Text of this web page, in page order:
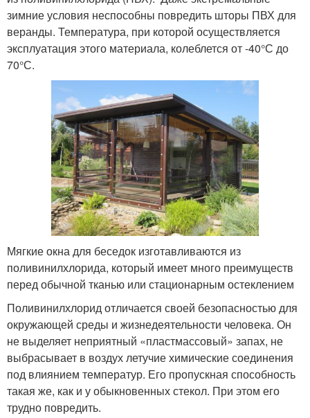
зимние условия неспособны повредить шторы ПВХ для
веранды. Температура, при которой осуществляется
эксплуатация этого материала, колеблется от -40°С до
70°С.
Мягкие окна для беседок изготавливаются из
поливинилхлорида, который имеет много преимуществ
перед обычной тканью или стационарным остеклением
Поливинилхлорид отличается своей безопасностью для
окружающей среды и жизнедеятельности человека. Он
не выделяет неприятный «пластмассовый» запах, не
выбрасывает в воздух летучие химические соединения
под влиянием температур. Его пропускная способность
такая же, как и у обыкновенных стекол. При этом его
трудно повредить.